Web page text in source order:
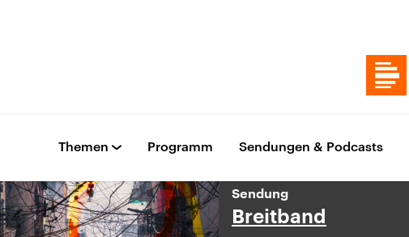
Themen Programm Sendungen & Podcasts
Sendung
Breitband